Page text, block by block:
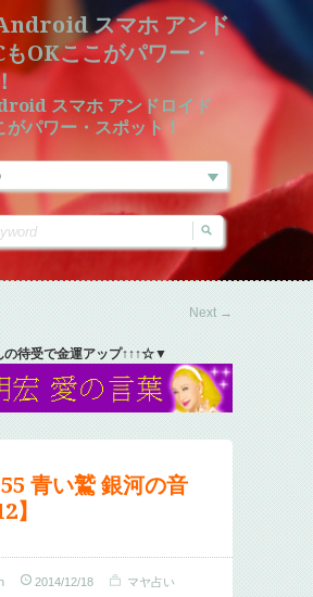
スマホ アンド
もOKここがパワー・
スマホ アンドロイド
パワー・スポット！
Next →
待受で金運アップ↑↑↑☆▼
青い鷲 銀河の音
】
2014/12/18
マヤ占い